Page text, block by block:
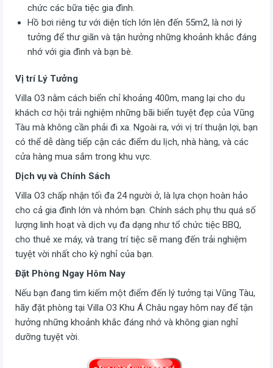
chức các bữa tiệc gia đình.
Hồ bơi riêng tư với diện tích lớn lên đến 55m2, là nơi lý
tưởng để thư giãn và tận hưởng những khoảnh khắc đáng
nhớ với gia đình và bạn bè.
Vị trí Lý Tưởng
Villa O3 nằm cách biển chỉ khoảng 400m, mang lại cho du
khách cơ hội trải nghiệm những bãi biển tuyệt đẹp của Vũng
Tàu mà không cần phải đi xa. Ngoài ra, với vị trí thuận lợi, bạn
có thể dễ dàng tiếp cận các điểm du lịch, nhà hàng, và các
cửa hàng mua sắm trong khu vực.
Dịch vụ và Chính Sách
Villa O3 chấp nhận tối đa 24 người ở, là lựa chọn hoàn hảo
cho cả gia đình lớn và nhóm bạn. Chính sách phụ thu quá số
lượng linh hoạt và dịch vụ đa dạng như tổ chức tiệc BBQ,
cho thuê xe máy, và trang trí tiệc sẽ mang đến trải nghiệm
tuyệt vời nhất cho kỳ nghỉ của bạn.
Đặt Phòng Ngay Hôm Nay
Nếu bạn đang tìm kiếm một điểm đến lý tưởng tại Vũng Tàu,
hãy đặt phòng tại Villa O3 Khu Á Châu ngay hôm nay để tận
hưởng những khoảnh khắc đáng nhớ và không gian nghỉ
dưỡng tuyệt vời.